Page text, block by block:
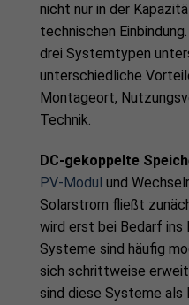
nicht nur in der
technischen
drei Systemtypen
unterschiedliche
Montageort,
Technik.
DC-gekoppelte
PV-Modul und
Solarstrom fließt
wird erst bei Bedarf ins
Systeme sind häufig
sich schrittweise
sind diese Systeme